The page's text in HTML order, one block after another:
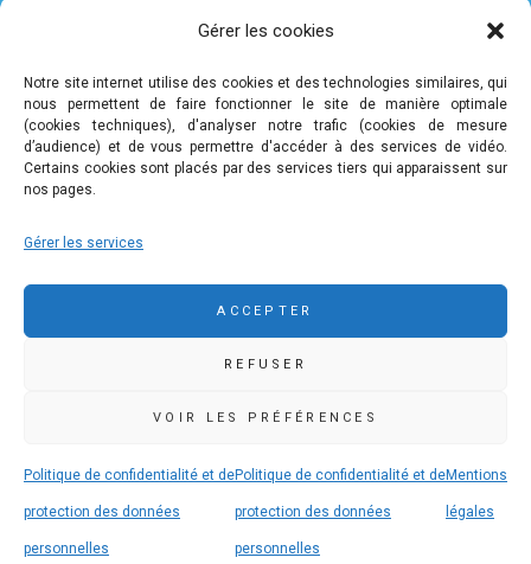
Gérer les cookies
Notre site internet utilise des cookies et des technologies similaires, qui
nous permettent de faire fonctionner le site de manière optimale
(cookies techniques), d'analyser notre trafic (cookies de mesure
d’audience) et de vous permettre d'accéder à des services de vidéo.
Certains cookies sont placés par des services tiers qui apparaissent sur
nos pages.
Gérer les services
ACCEPTER
REFUSER
VOIR LES PRÉFÉRENCES
Politique de confidentialité et de
protection des données
personnelles
Politique de confidentialité et de
protection des données
personnelles
Mentions
légales
Mentions légales
Politique de confidentialité et de protection des données
personnelles
02 98 86 36 46
www.ccpcp.bzh